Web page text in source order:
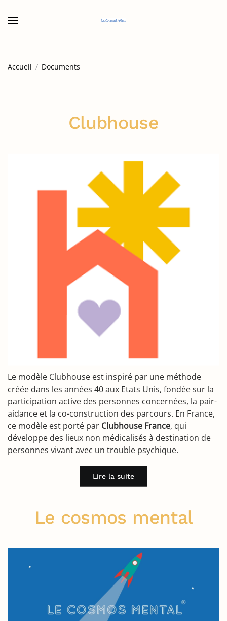
Accueil Documents
Clubhouse
Le modèle Clubhouse est inspiré par une méthode
créée dans les années 40 aux Etats Unis, fondée sur la
participation active des personnes concernées, la pair-
aidance et la co-construction des parcours. En France,
ce modèle est porté par Clubhouse France, qui
développe des lieux non médicalisés à destination de
personnes vivant avec un trouble psychique.
Lire la suite
Le cosmos mental